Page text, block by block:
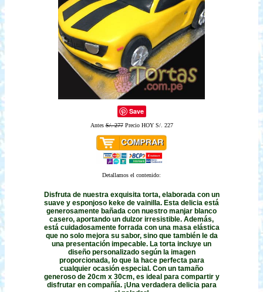
Save
AntesS/. 277Precio HOY S/. 227
Detallamos el contenido:
Disfruta de nuestra exquisita torta, elaborada con un
suave y esponjoso keke de vainilla. Esta delicia está
generosamente bañada con nuestro manjar blanco
casero, aportando un dulzor irresistible. Además,
está cuidadosamente forrada con una masa elástica
que no solo mejora su sabor, sino que también le da
una presentación impecable. La torta incluye un
diseño personalizado según la imagen
proporcionada, lo que la hace perfecta para
cualquier ocasión especial. Con un tamaño
generoso de 20cm x 30cm, es ideal para compartir y
disfrutar en compañía. ¡Una verdadera delicia para